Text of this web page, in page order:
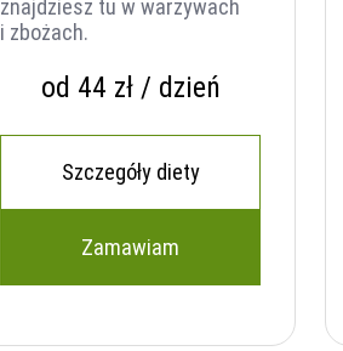
znajdziesz tu w warzywach
i zbożach.
od 44 zł / dzień
Szczegóły diety
Zamawiam